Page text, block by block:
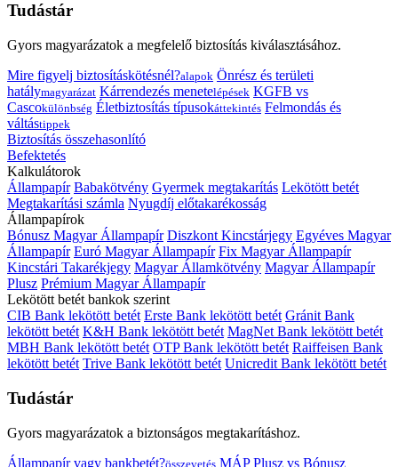
Tudástár
Gyors magyarázatok a megfelelő biztosítás kiválasztásához.
Mire figyelj biztosításkötésnél?alapok Önrész és területi
hatálymagyarázat Kárrendezés menetelépések KGFB vs
Cascokülönbség Életbiztosítás típusokáttekintés Felmondás és
váltástippek
Biztosítás összehasonlító
Befektetés
Kalkulátorok
Állampapír Babakötvény Gyermek megtakarítás Lekötött betét
Megtakarítási számla Nyugdíj előtakarékosság
Állampapírok
Bónusz Magyar Állampapír Diszkont Kincstárjegy Egyéves Magyar
Állampapír Euró Magyar Állampapír Fix Magyar Állampapír
Kincstári Takarékjegy Magyar Államkötvény Magyar Állampapír
Plusz Prémium Magyar Állampapír
Lekötött betét bankok szerint
CIB Bank lekötött betét Erste Bank lekötött betét Gránit Bank
lekötött betét K&H Bank lekötött betét MagNet Bank lekötött betét
MBH Bank lekötött betét OTP Bank lekötött betét Raiffeisen Bank
lekötött betét Trive Bank lekötött betét Unicredit Bank lekötött betét
Tudástár
Gyors magyarázatok a biztonságos megtakarításhoz.
Állampapír vagy bankbetét?összevetés MÁP Plusz vs Bónusz